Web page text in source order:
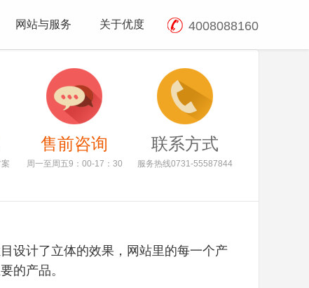
4008088160
网站与服务 关于优度
售前咨询
周一至周五9：00-17：30
联系方式
服务热线0731-55587844
设计了立体的效果，网站里的每一个产
的产品。